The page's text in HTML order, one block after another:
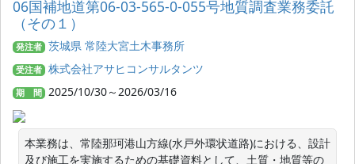
06国補地道第06-03-565-0-055号地質調査業務委託
（その１）
発注者 茨城県 常陸大宮土木事務所
受注者 株式会社アサヒコンサルタンツ
期 間 2025/10/30～2026/03/16
本業務は、常陸那珂港山方線(水戸外環状道路)における、設計
及び施工を実施するための基礎資料として、土質・地質等の